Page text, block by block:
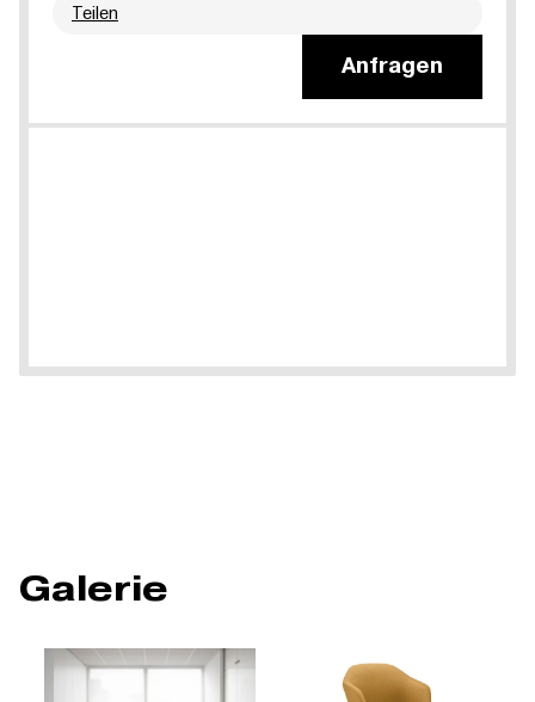
Teilen
Anfragen
Galerie